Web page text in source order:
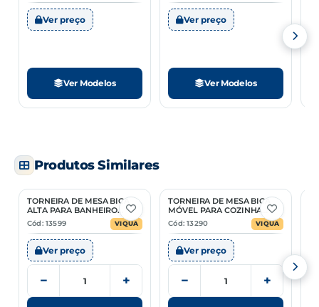
Ver preço
Ver Modelos
Ver preço
Ver Modelos
Produtos Similares
TORNEIRA DE MESA BICA
ALTA PARA BANHEIRO
FIENZA CRISTAL
Cód: 13599 VIQUA
Ver preço
− +
TORNEIRA DE MESA BICA
MÓVEL PARA COZINHA
BRANCA PACIFIC
Cód: 13290 VIQUA
Ver preço
− +